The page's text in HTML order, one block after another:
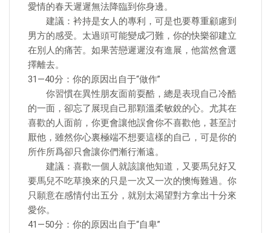
愛情的春天遲遲無法降臨到你身邊。
建議：衿持是女人的專利，可是也要尊重顧慮到
男方的感受。太過頭可能變成刁難，你的快樂卻建立
在別人的痛苦。如果苦戀遲遲沒有進展，他當然會選
擇離去。
31—40分：你的原因出自于“做作”
你習慣在異性朋友面前耍酷，總是表現自己冷酷
的一面，卻忘了展現自己那顆溫柔敏銳的心。尤其在
喜歡的人面前，你更會讓他誤會你不喜歡他，甚至討
厭他，雖然你心裏極端不想要這樣的自己，可是你的
所作所爲卻只會讓你們漸行漸遠。
建議：喜歡一個人就該讓他知道，又要馬兒好又
要馬兒不吃草換來的只是一次又一次的懊悔難過。你
只願意在感情付出五分，就別太渴望對方拿出十分來
愛你。
41—50分：你的原因出自于“自卑”